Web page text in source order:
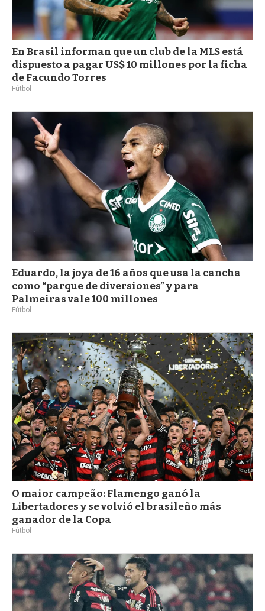
En Brasil informan que un club de la MLS está
dispuesto a pagar US$ 10 millones por la ficha
de Facundo Torres
Fútbol
Eduardo, la joya de 16 años que usa la cancha
como “parque de diversiones” y para
Palmeiras vale 100 millones
Fútbol
O maior campeão: Flamengo ganó la
Libertadores y se volvió el brasileño más
ganador de la Copa
Fútbol